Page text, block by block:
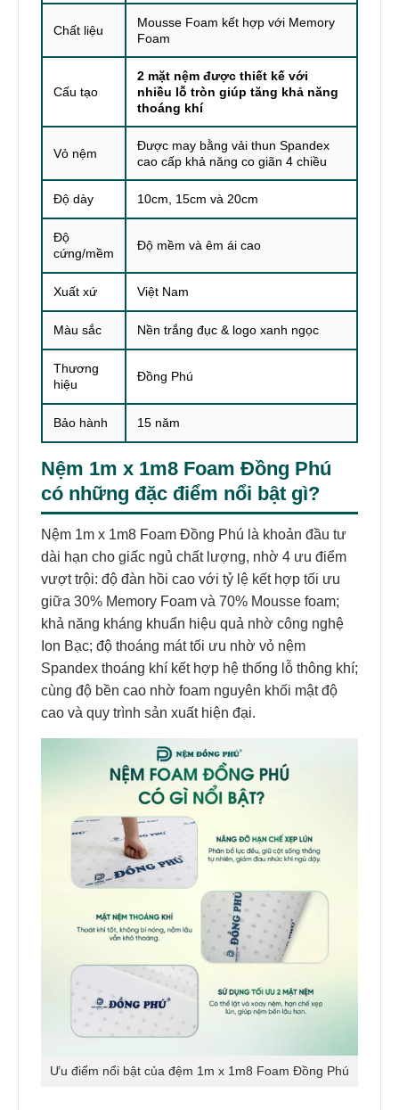
Chất liệu
Mousse Foam kết hợp với Memory
Foam
Cấu tạo
2 mặt nệm được thiết kế với
nhiều lỗ tròn giúp tăng khả năng
thoáng khí
Vỏ nệm
Được may bằng vải thun Spandex
cao cấp khả năng co giãn 4 chiều
Độ dày 10cm, 15cm và 20cm
Độ
cứng/mềm
Độ mềm và êm ái cao
Xuất xứ Việt Nam
Màu sắc Nền trắng đục & logo xanh ngọc
Thương
hiệu
Đồng Phú
Bảo hành 15 năm
Nệm 1m x 1m8 Foam Đồng Phú
có những đặc điểm nổi bật gì?
Nệm 1m x 1m8 Foam Đồng Phú là khoản đầu tư
dài hạn cho giấc ngủ chất lượng, nhờ 4 ưu điểm
vượt trội: độ đàn hồi cao với tỷ lệ kết hợp tối ưu
giữa 30% Memory Foam và 70% Mousse foam;
khả năng kháng khuẩn hiệu quả nhờ công nghệ
Ion Bạc; độ thoáng mát tối ưu nhờ vỏ nệm
Spandex thoáng khí kết hợp hệ thống lỗ thông khí;
cùng độ bền cao nhờ foam nguyên khối mật độ
cao và quy trình sản xuất hiện đại.
Ưu điểm nổi bật của đệm 1m x 1m8 Foam Đồng Phú